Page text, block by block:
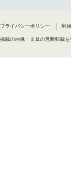
プライバシーポリシー 利
掲載の画像・文章の無断転載を